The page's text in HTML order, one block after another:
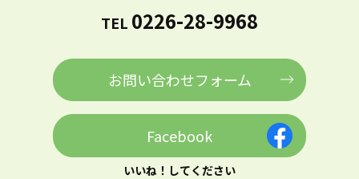
TEL 0226-28-9968
お問い合わせフォーム
Facebook
いいね！してください